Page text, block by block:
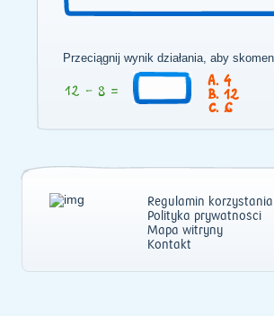
Przeciągnij wynik działania, aby
4
12
6
Regulamin
Polityka prywatności
Mapa witryny
Kontakt